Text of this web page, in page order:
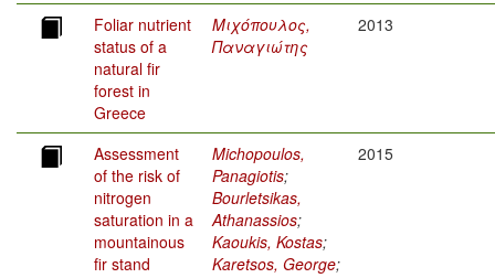
Foliar nutrient
status of a
natural fir
forest in
Greece
Μιχόπουλος,
Παναγιώτης
2013
Assessment
of the risk of
nitrogen
saturation in a
mountainous
fir stand
Michopoulos,
Panagiotis;
Bourletsikas,
Athanassios;
Kaoukis, Kostas;
Karetsos, George;
2015